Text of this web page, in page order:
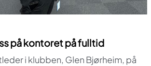
på kontoret på fulltid
i klubben, Glen Bjørheim, på